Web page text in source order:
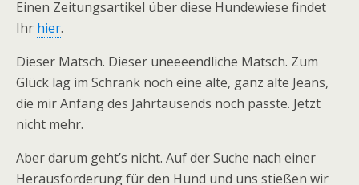
Einen Zeitungsartikel über diese Hundewiese findet
Ihr hier.
Dieser Matsch. Dieser uneeeendliche Matsch. Zum
Glück lag im Schrank noch eine alte, ganz alte Jeans,
die mir Anfang des Jahrtausends noch passte. Jetzt
nicht mehr.
Aber darum geht’s nicht. Auf der Suche nach einer
Herausforderung für den Hund und uns stießen wir